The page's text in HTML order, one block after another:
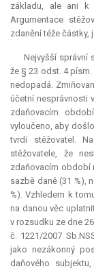
základu, ale ani k
Argumentace
zdanění téže částky,
Nejvyšší správní
že § 23 odst. 4
nedopadá.
účetní nesprávnosti
zdaňovacím
vyloučeno, aby
tvrdí stěžovatel.
stěžovatele, že
zdaňovacím období
sazbě daně (31 %),
%). Vzhledem k
na danou věc
v rozsudku ze dne
č. 1221/2007
jako nezákonný
daňového